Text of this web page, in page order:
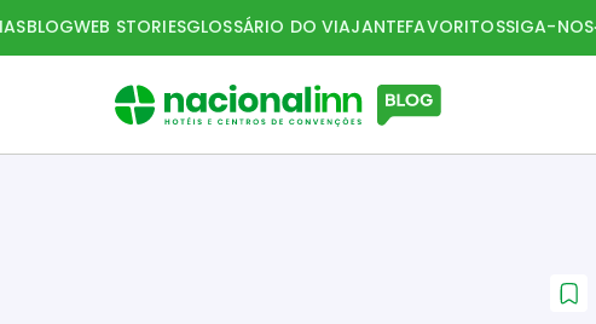
BLOGWEB STORIESGLOSSÁRIO DO VIAJANTEFAVORITOSSIGA-NOS